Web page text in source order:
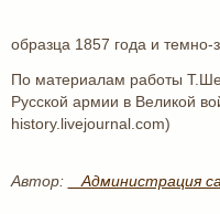
образца 1857 года и темно-
По материалам работы
Русской армии в Великой
history.livejournal.com)
Автор: _ Администрация